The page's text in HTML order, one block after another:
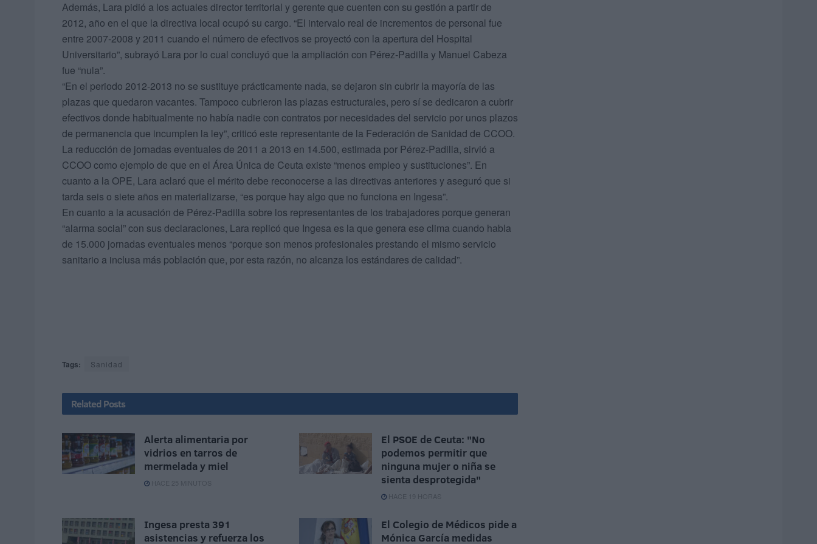
Además, Lara pidió a los actuales director territorial y gerente que cuenten con su gestión a partir de
2012, año en el que la directiva local ocupó su cargo. “El intervalo real de incrementos de personal fue
entre 2007-2008 y 2011 cuando el número de efectivos se proyectó con la apertura del Hospital
Universitario”, subrayó Lara por lo cual concluyó que la ampliación con Pérez-Padilla y Manuel Cabeza
fue “nula”.
“En el periodo 2012-2013 no se sustituye prácticamente nada, se dejaron sin cubrir la mayoría de las
plazas que quedaron vacantes. Tampoco cubrieron las plazas estructurales, pero sí se dedicaron a cubrir
efectivos donde habitualmente no había nadie con contratos por necesidades del servicio por unos plazos
de permanencia que incumplen la ley”, criticó este representante de la Federación de Sanidad de CCOO.
La reducción de jornadas eventuales de 2011 a 2013 en 14.500, estimada por Pérez-Padilla, sirvió a
CCOO como ejemplo de que en el Área Única de Ceuta existe “menos empleo y sustituciones”. En
cuanto a la OPE, Lara aclaró que el mérito debe reconocerse a las directivas anteriores y aseguró que si
tarda seis o siete años en materializarse, “es porque hay algo que no funciona en Ingesa”.
En cuanto a la acusación de Pérez-Padilla sobre los representantes de los trabajadores porque generan
“alarma social” con sus declaraciones, Lara replicó que Ingesa es la que genera ese clima cuando habla
de 15.000 jornadas eventuales menos “porque son menos profesionales prestando el mismo servicio
sanitario a inclusa más población que, por esta razón, no alcanza los estándares de calidad”.
Tags: Sanidad
Related Posts
Alerta alimentaria por
vidrios en tarros de
mermelada y miel
HACE 25 MINUTOS
El PSOE de Ceuta: "No
podemos permitir que
ninguna mujer o niña se
sienta desprotegida"
HACE 19 HORAS
Ingesa presta 391
asistencias y refuerza los
El Colegio de Médicos pide a
Mónica García medidas